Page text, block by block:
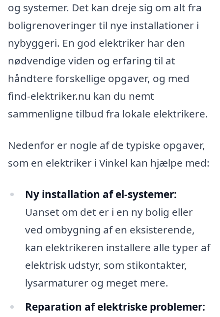
og systemer. Det kan dreje sig om alt fra
boligrenoveringer til nye installationer i
nybyggeri. En god elektriker har den
nødvendige viden og erfaring til at
håndtere forskellige opgaver, og med
find-elektriker.nu kan du nemt
sammenligne tilbud fra lokale elektrikere.
Nedenfor er nogle af de typiske opgaver,
som en elektriker i Vinkel kan hjælpe med:
Ny installation af el-systemer:
Uanset om det er i en ny bolig eller
ved ombygning af en eksisterende,
kan elektrikeren installere alle typer af
elektrisk udstyr, som stikontakter,
lysarmaturer og meget mere.
Reparation af elektriske problemer: